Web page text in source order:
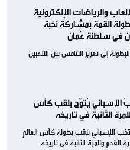
والرياضات الإلكترونية
القمة بمشاركة نخبة
في سلطنة عُمان
إلى تعزيز التنافس بين اللاعبين
الإسباني يُتوّج بلقب كأس
الثانية في تاريخه
الإسباني بلقب بطولة كأس العالم